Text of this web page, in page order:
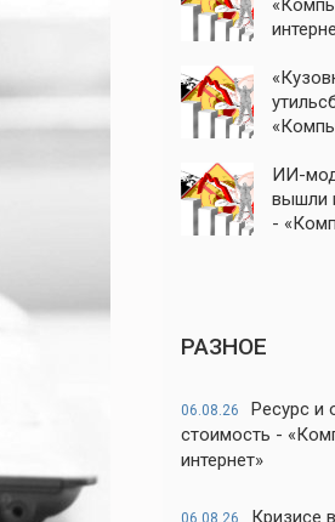
ИИ-
вышли
-
РАЗНОЕ
06.08.26
Ресурс и
стоимость -
интернет»
06.08.26
Кризисе